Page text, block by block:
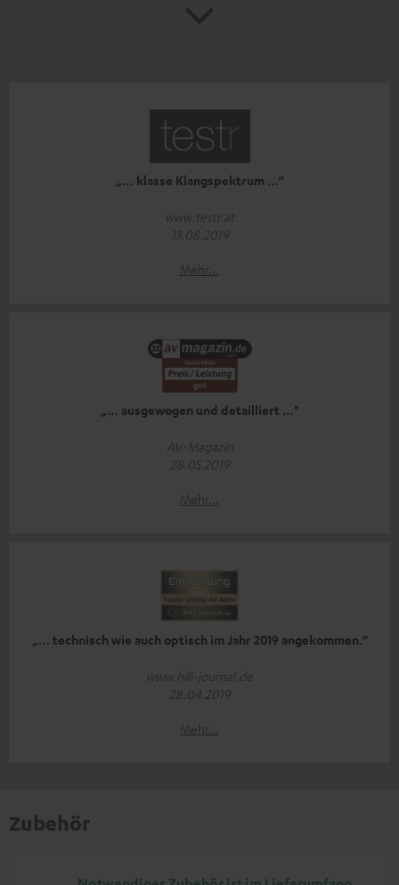
„… klasse Klangspektrum …“
www.testr.at
13.08.2019
Mehr...
„… ausgewogen und detailliert …"
AV-Magazin
28.05.2019
Mehr...
„… technisch wie auch optisch im Jahr 2019 angekommen.“
www.hifi-journal.de
28.04.2019
Mehr...
Zubehör